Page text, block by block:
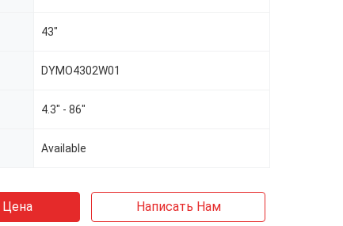
43"
DYMO4302W01
4.3" - 86"
Available
Написать Нам